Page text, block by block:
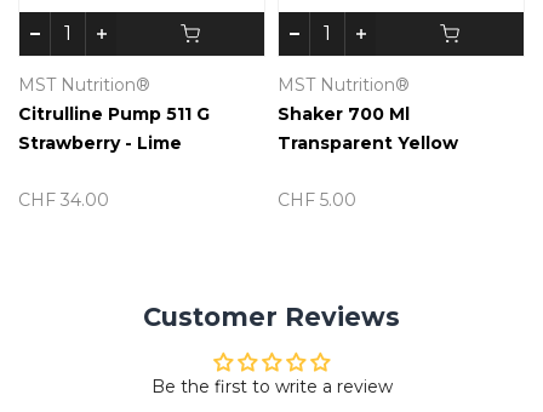
MST Nutrition®
Citrulline Pump 511 G
Strawberry - Lime
CHF 34.00
MST Nutrition®
Shaker 700 Ml
Transparent Yellow
CHF 5.00
Customer Reviews
Be the first to write a review